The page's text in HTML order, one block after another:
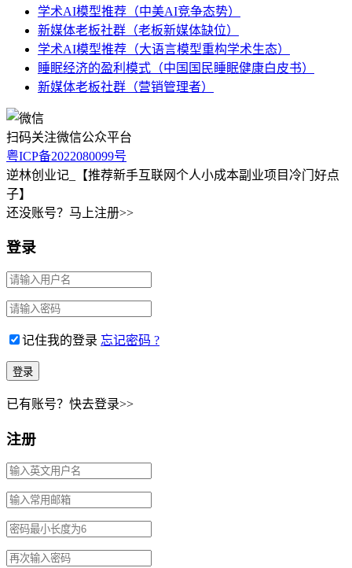
学术AI模型推荐（中美AI竞争态势）
新媒体老板社群（老板新媒体缺位）
学术AI模型推荐（大语言模型重构学术生态）
睡眠经济的盈利模式（中国国民睡眠健康白皮书）
新媒体老板社群（营销管理者）
扫码关注微信公众平台
粤ICP备2022080099号
逆林创业记_【推荐新手互联网个人小成本副业项目冷门好点
子】
还没账号？马上注册>>
登录
记住我的登录 忘记密码 ?
已有账号？快去登录>>
注册